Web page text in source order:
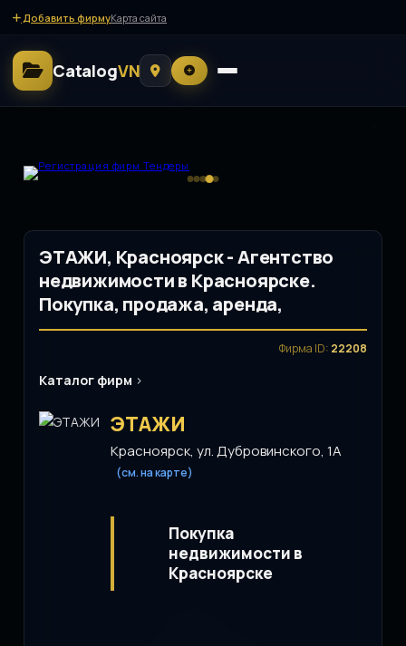
Добавить фирмуКарта сайта
CatalogVN
ЭТАЖИ, Красноярск - Агентство
недвижимости в Красноярске.
Покупка, продажа, аренда,
Фирма ID: 22208
Каталог фирм >
ЭТАЖИ
Красноярск, ул. Дубровинского, 1А
(см. на карте)
Покупка
недвижимости в
Красноярске